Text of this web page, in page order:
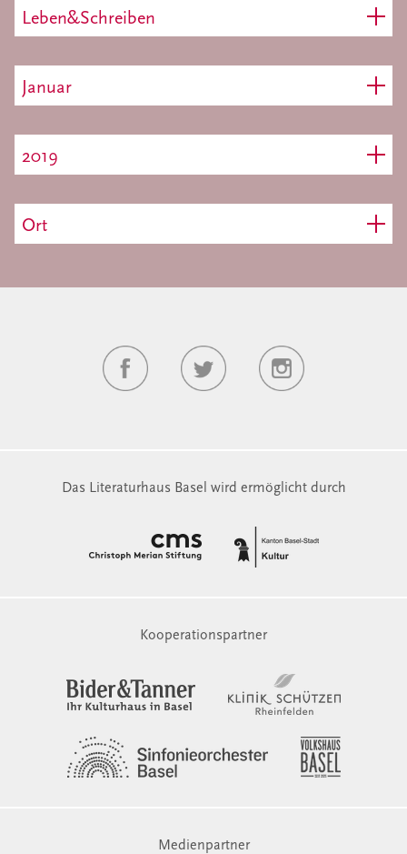
Leben&Schreiben
Januar
2019
Ort
Das Literaturhaus Basel wird ermöglicht durch
Kooperationspartner
Medienpartner